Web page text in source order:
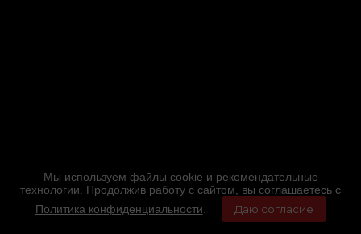
Мы используем файлы cookie и рекомендательные
технологии. Продолжив работу с сайтом, вы соглашаетесь с
Политика конфиденциальности
Даю согласие